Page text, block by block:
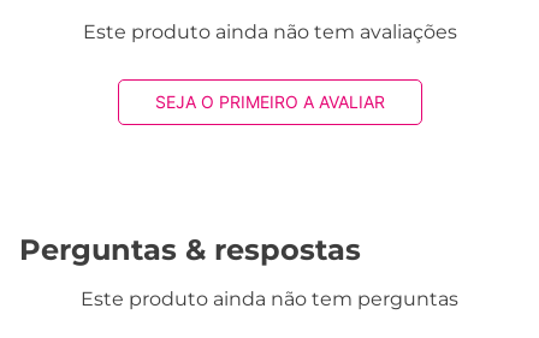
Este produto ainda não tem avaliações
SEJA O PRIMEIRO A AVALIAR
Perguntas & respostas
Este produto ainda não tem perguntas